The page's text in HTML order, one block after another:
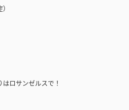
ロサンゼルスで！